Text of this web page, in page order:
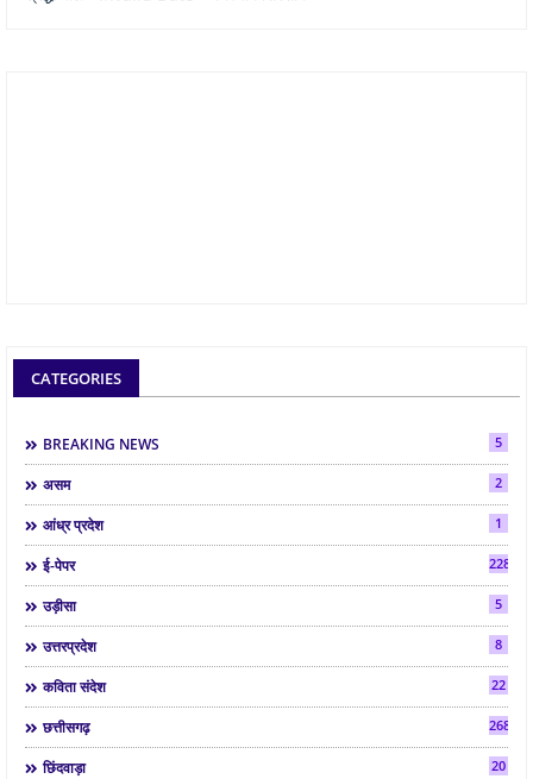
CATEGORIES
BREAKING NEWS 5
असम 2
आंध्र प्रदेश 1
ई-पेपर 2286
उड़ीसा 5
उत्तरप्रदेश 8
कविता संदेश 22
छत्तीसगढ़ 268
छिंदवाड़ा 20